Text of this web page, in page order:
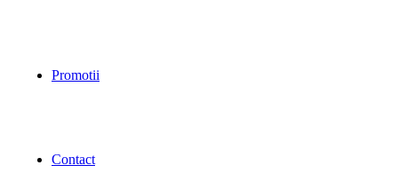
Promotii
Contact